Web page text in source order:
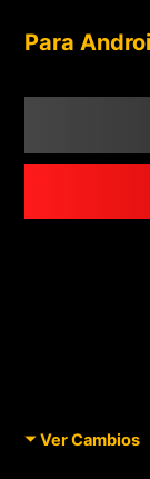
Para
Ver Cambios